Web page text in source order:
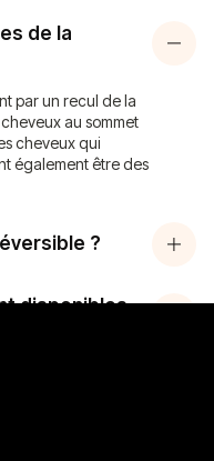
de la
par un recul de la
au sommet
cheveux qui
également être des
?
disponibles